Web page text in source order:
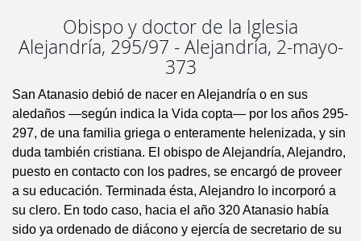
Obispo y doctor de la Iglesia
Alejandría, 295/97 - Alejandría, 2-mayo-
373
San Atanasio debió de nacer en Alejandría o en sus
aledaños —según indica la Vida copta— por los años 295-
297, de una familia griega o enteramente helenizada, y sin
duda también cristiana. El obispo de Alejandría, Alejandro,
puesto en contacto con los padres, se encargó de proveer
a su educación. Terminada ésta, Alejandro lo incorporó a
su clero. En todo caso, hacia el año 320 Atanasio había
sido ya ordenado de diácono y ejercía de secretario de su